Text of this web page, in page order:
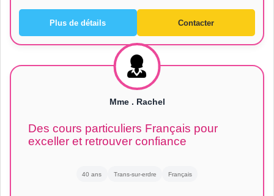
Plus de détails Contacter
Mme . Rachel
Des cours particuliers Français pour
exceller et retrouver confiance
40 ans Trans-sur-erdre Français